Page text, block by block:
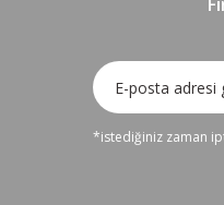
*istediğiniz zaman